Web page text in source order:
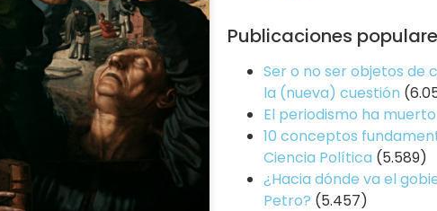
Publicaciones
Ser o no ser objetos de
la (nueva) cuestión
El periodismo ha muerto
10 conceptos
Ciencia Política (5.589)
¿Hacia dónde va el
Petro? (5.457)